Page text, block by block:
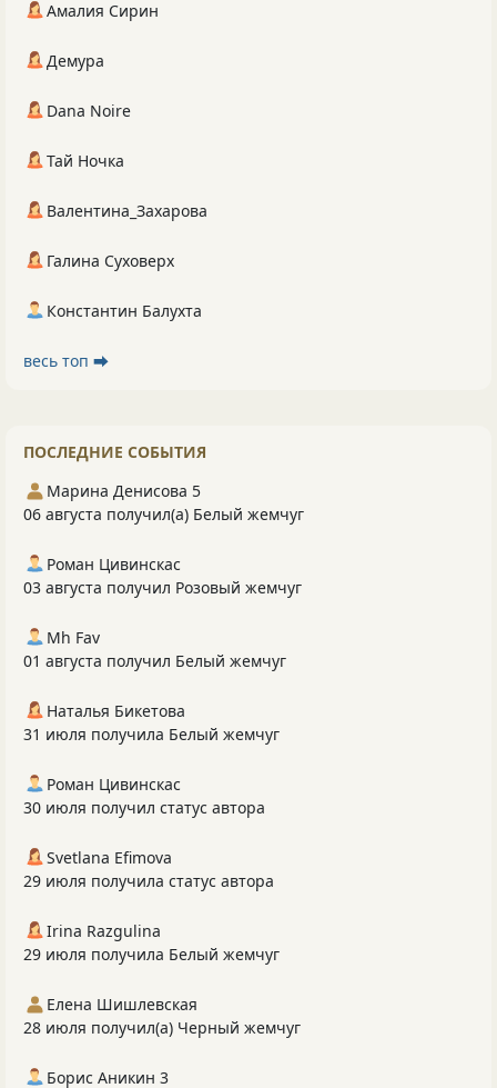
Амалия Сирин
Демура
Dana Noire
Тай Ночка
Валентина_Захарова
Галина Суховерх
Константин Балухта
весь топ ⮕
ПОСЛЕДНИЕ СОБЫТИЯ
Марина Денисова 5
06 августа получил(а) Белый жемчуг
Роман Цивинскас
03 августа получил Розовый жемчуг
Mh Fav
01 августа получил Белый жемчуг
Наталья Бикетова
31 июля получила Белый жемчуг
Роман Цивинскас
30 июля получил статус автора
Svetlana Efimova
29 июля получила статус автора
Irina Razgulina
29 июля получила Белый жемчуг
Елена Шишлевская
28 июля получил(а) Черный жемчуг
Борис Аникин 3